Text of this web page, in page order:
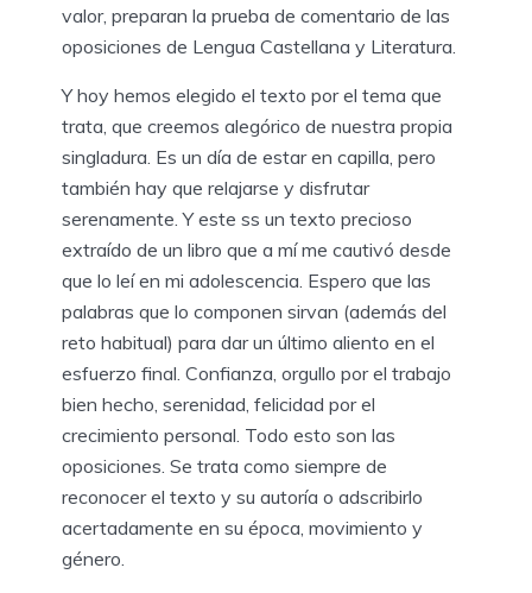
valor, preparan la prueba de comentario de las
oposiciones de Lengua Castellana y Literatura.
Y hoy hemos elegido el texto por el tema que
trata, que creemos alegórico de nuestra propia
singladura. Es un día de estar en capilla, pero
también hay que relajarse y disfrutar
serenamente. Y este ss un texto precioso
extraído de un libro que a mí me cautivó desde
que lo leí en mi adolescencia. Espero que las
palabras que lo componen sirvan (además del
reto habitual) para dar un último aliento en el
esfuerzo final. Confianza, orgullo por el trabajo
bien hecho, serenidad, felicidad por el
crecimiento personal. Todo esto son las
oposiciones. Se trata como siempre de
reconocer el texto y su autoría o adscribirlo
acertadamente en su época, movimiento y
género.